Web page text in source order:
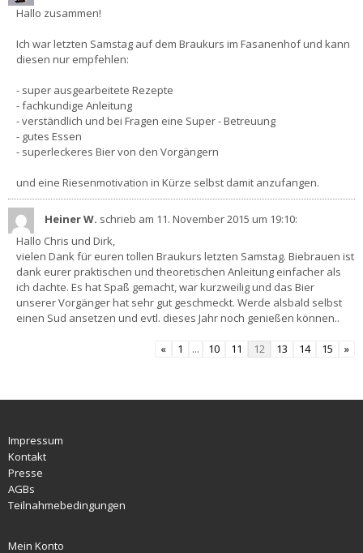
Hallo zusammen!
Ich war letzten Samstag auf dem Braukurs im Fasanenhof und kann
diesen nur empfehlen:
- super ausgearbeitete Rezepte
- fachkundige Anleitung
- verständlich und bei Fragen eine Super - Betreuung
- gutes Essen
- superleckeres Bier von den Vorgängern
und eine Riesenmotivation in Kürze selbst damit anzufangen.
Heiner W. schrieb am 11. November 2015 um 19:10:
Hallo Chris und Dirk,
vielen Dank für euren tollen Braukurs letzten Samstag. Biebrauen ist
dank eurer praktischen und theoretischen Anleitung einfacher als
ich dachte. Es hat Spaß gemacht, war kurzweilig und das Bier
unserer Vorgänger hat sehr gut geschmeckt. Werde alsbald selbst
einen Sud ansetzen und evtl. dieses Jahr noch genießen können..
« 1 ... 10 11 12 13 14 15 »
Impressum
Kontakt
Presse
AGBs
Teilnahmebedingungen
Mein Konto